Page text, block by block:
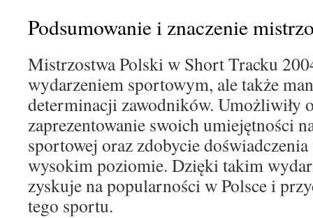
Podsumowanie i znaczenie
Mistrzostwa Polski w Short Tracku
wydarzeniem sportowym, ale także
determinacji zawodników. Umożliwiły
zaprezentowanie swoich umiejętności
sportowej oraz zdobycie
wysokim poziomie. Dzięki takim
zyskuje na popularności w Polsce i
tego sportu.